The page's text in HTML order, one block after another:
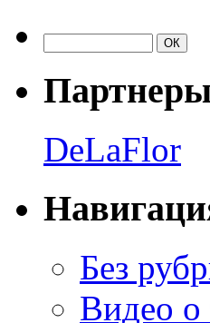
DeLaFlor
Без
Видео о